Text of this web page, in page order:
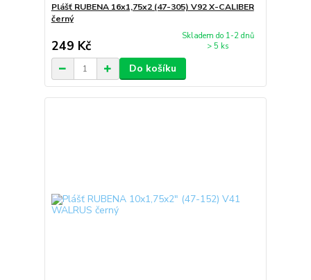
Plášť RUBENA 16x1,75x2 (47-305) V92 X-CALIBER
černý
249 Kč
Skladem do 1-2 dnů
> 5 ks
Do košíku